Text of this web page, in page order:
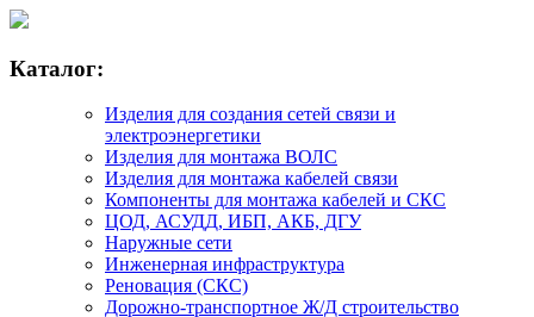
Каталог:
Изделия для создания сетей связи и
электроэнергетики
Изделия для монтажа ВОЛС
Изделия для монтажа кабелей связи
Компоненты для монтажа кабелей и СКС
ЦОД, АСУДД, ИБП, АКБ, ДГУ
Наружные сети
Инженерная инфраструктура
Реновация (СКС)
Дорожно-транспортное Ж/Д строительство